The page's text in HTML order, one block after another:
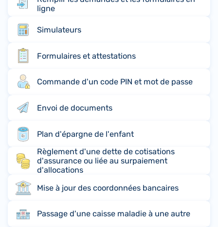
ligne
Simulateurs
Formulaires et attestations
Commande d'un code PIN et mot de passe
Envoi de documents
Plan d'épargne de l'enfant
Règlement d'une dette de cotisations
d'assurance ou liée au surpaiement
d'allocations
Mise à jour des coordonnées bancaires
Passage d'une caisse maladie à une autre